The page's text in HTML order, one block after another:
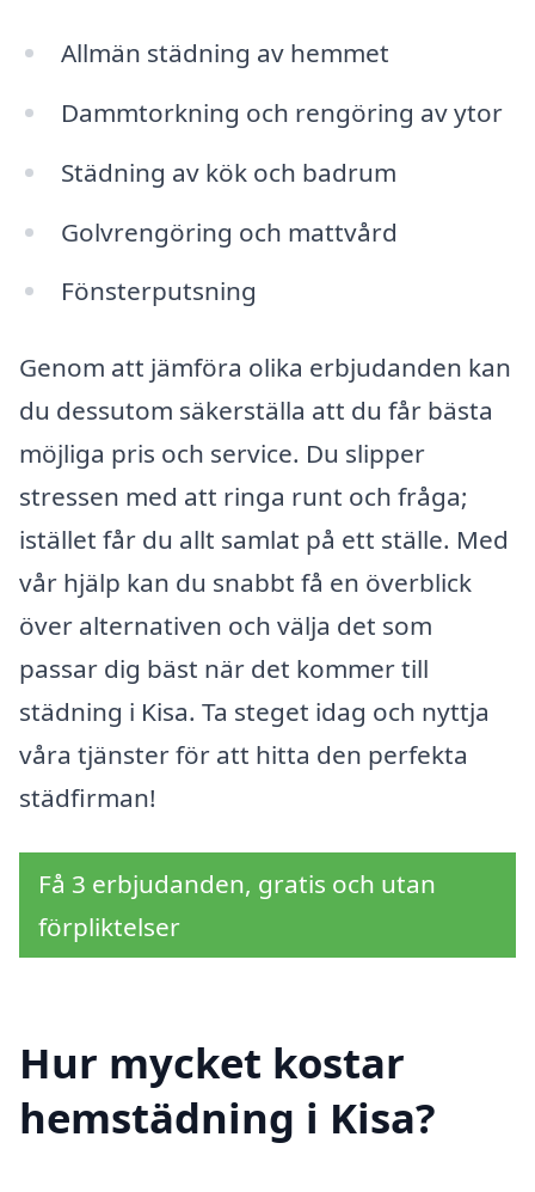
Allmän städning av hemmet
Dammtorkning och rengöring av ytor
Städning av kök och badrum
Golvrengöring och mattvård
Fönsterputsning
Genom att jämföra olika erbjudanden kan
du dessutom säkerställa att du får bästa
möjliga pris och service. Du slipper
stressen med att ringa runt och fråga;
istället får du allt samlat på ett ställe. Med
vår hjälp kan du snabbt få en överblick
över alternativen och välja det som
passar dig bäst när det kommer till
städning i Kisa. Ta steget idag och nyttja
våra tjänster för att hitta den perfekta
städfirman!
Få 3 erbjudanden, gratis och utan
förpliktelser
Hur mycket kostar
hemstädning i Kisa?